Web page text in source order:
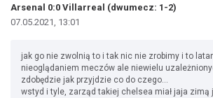
Arsenal 0:0 Villarreal (dwumecz: 1-2)
07.05.2021, 13:01
jak go nie zwolnią to i tak nic nie zrobimy i to
nieoglądaniem meczów ale niewielu
zdobędzie jak przyjdzie co do czego...
wstyd i tyle, zarząd takiej chelsea miał jaja zimą